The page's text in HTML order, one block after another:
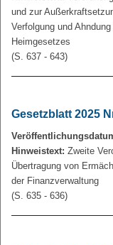
und zur
Verfolgung und
Heimgesetzes
(S. 637 - 643)
Gesetzblatt 2025
Hinweistext: Zweite
Übertragung von
der Finanzverwaltung
(S. 635 - 636)